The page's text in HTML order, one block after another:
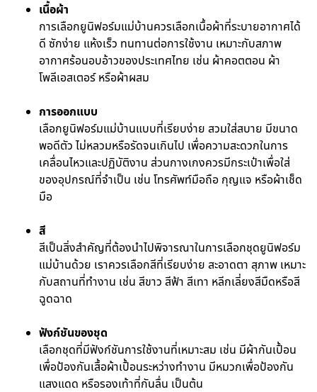
เนื้อผ้า
การเลือกยูนิฟอร์มแม่บ้านควรเลือกเนื้อผ้าที่ระบายอากาศได้
ดี ซักง่าย แห้งเร็ว ทนทานต่อการใช้งาน เหมาะกับสภาพ
อากาศร้อนอบอ้าวของประเทศไทย เช่น ผ้าคอตตอน ผ้า
โพลีเอสเตอร์ หรือผ้าผสม
การออกแบบ
เลือกยูนิฟอร์มแม่บ้านแบบที่เรียบง่าย สวมใส่สบาย มีขนาด
พอดีตัว ไม่หลวมหรือรัดจนเกินไป เพื่อความสะดวกในการ
เคลื่อนไหวและปฏิบัติงาน ส่วนกางเกงควรมีกระเป๋าเพื่อใส่
ของอุปกรณ์ที่จำเป็น เช่น โทรศัพท์มือถือ กุญแจ หรือผ้าเช็ด
มือ
สี
สีเป็นสิ่งสำคัญที่ต้องนำไปพิจารณาในการเลือกชุดยูนิฟอร์ม
แม่บ้านด้วย เราควรเลือกสีที่เรียบง่าย สะอาดตา สุภาพ เหมาะ
กับสถานที่ทำงาน เช่น สีขาว สีฟ้า สีเทา หลีกเลี่ยงสีมืดหรือสี
ฉูดฉาด
ฟังก์ชันของชุด
เลือกชุดที่มีฟังก์ชันการใช้งานที่เหมาะสม เช่น มีผ้ากันเปื้อน
เพื่อป้องกันเสื้อผ้าเปื้อนระหว่างทำงาน มีหมวกเพื่อป้องกัน
แสงแดด หรือรองเท้าที่กันลื่น เป็นต้น